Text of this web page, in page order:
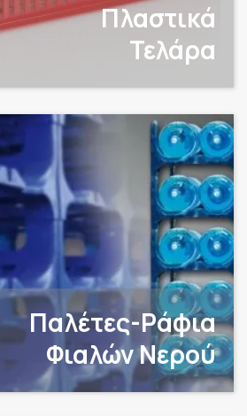
Πλαστικά
Τελάρα
Παλέτες-Ράφια
Φιαλών Νερού